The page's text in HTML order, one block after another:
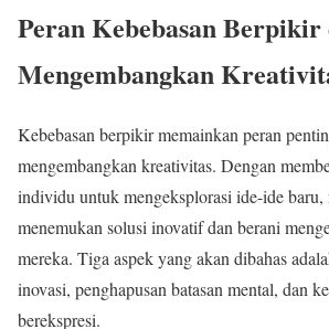
Peran Kebebasan
Mengembangkan
Kebebasan berpikir memainkan peran
mengembangkan kreativitas. Dengan
individu untuk mengeksplorasi ide-ide baru,
menemukan solusi inovatif dan berani
mereka. Tiga aspek yang akan dibahas
inovasi, penghapusan batasan mental, dan
berekspresi.